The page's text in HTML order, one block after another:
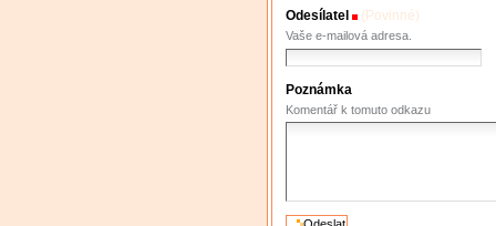
Odesílatel (Povinné)
Vaše e-mailová adresa.
Poznámka
Komentář k tomuto odkazu